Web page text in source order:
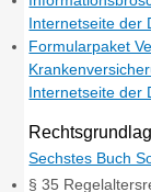
Internetseite der
Formularpaket
Internetseite der
Sechstes Buch
§ 35